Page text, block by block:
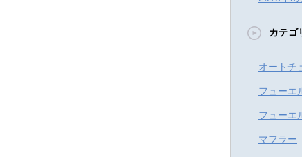
カテゴ
オートチ
フューエ
フューエ
マフラー